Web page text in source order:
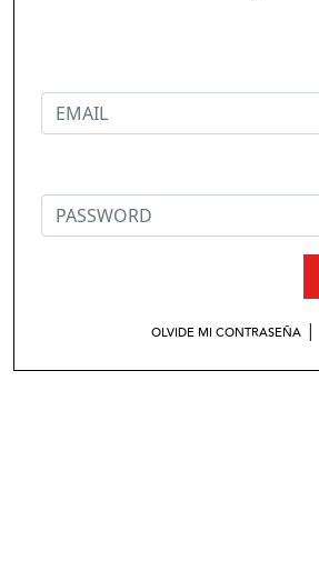
OLVIDE MI CONTRASEÑA |